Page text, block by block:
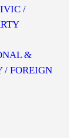
/
&
/ FOREIGN